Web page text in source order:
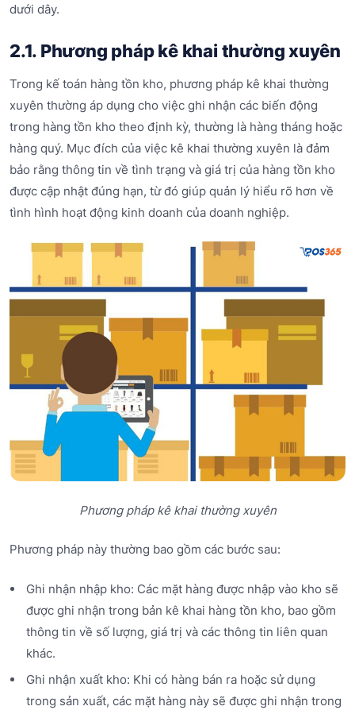
dưới dây.
2.1. Phương pháp kê khai thường xuyên
Trong kế toán hàng tồn kho, phương pháp kê khai thường
xuyên thường áp dụng cho việc ghi nhận các biến động
trong hàng tồn kho theo định kỳ, thường là hàng tháng hoặc
hàng quý. Mục đích của việc kê khai thường xuyên là đảm
bảo rằng thông tin về tình trạng và giá trị của hàng tồn kho
được cập nhật đúng hạn, từ đó giúp quản lý hiểu rõ hơn về
tình hình hoạt động kinh doanh của doanh nghiệp.
Phương pháp kê khai thường xuyên
Phương pháp này thường bao gồm các bước sau:
Ghi nhận nhập kho: Các mặt hàng được nhập vào kho sẽ
được ghi nhận trong bản kê khai hàng tồn kho, bao gồm
thông tin về số lượng, giá trị và các thông tin liên quan
khác.
Ghi nhận xuất kho: Khi có hàng bán ra hoặc sử dụng
trong sản xuất, các mặt hàng này sẽ được ghi nhận trong